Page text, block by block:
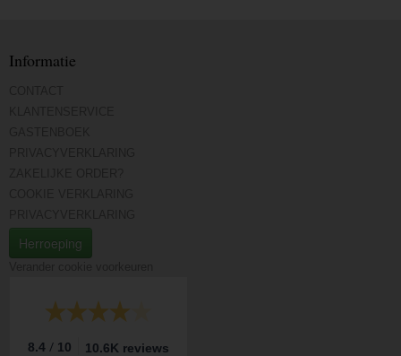
Informatie
Herroeping
8.4 / 10 10.6K reviews